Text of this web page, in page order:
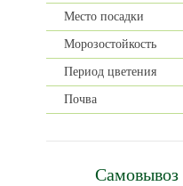
Место посадки
Морозостойкость
Период цветения
Почва
Самовывоз